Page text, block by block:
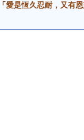
「愛是恆久忍耐，又有